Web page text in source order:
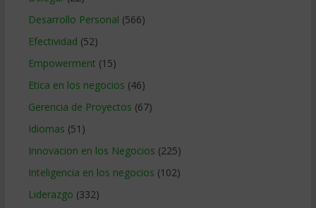
Desarrollo Personal (566)
Efectividad (52)
Empowerment (15)
Etica en los negocios (46)
Gerencia de Proyectos (67)
Idiomas (51)
Innovacion en los Negocios (225)
Inteligencia en los negocios (102)
Liderazgo (332)